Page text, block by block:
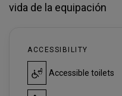
vida de la equipación
ACCESSIBILITY
Accessible toilets